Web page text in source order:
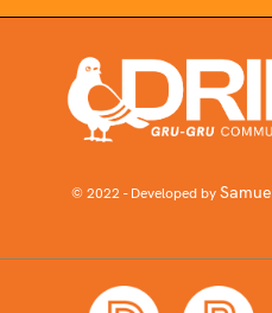
© 2022 - Developed by